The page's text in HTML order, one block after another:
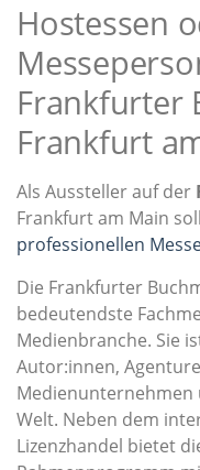
Hostessen
Frankfurter
Frankfurt
Als Aussteller auf der
Frankfurt am Main
professionellen
Die Frankfurter
bedeutendste
Medienbranche. Sie
Autor:innen,
Medienunternehmen
Welt. Neben dem
Lizenzhandel bietet